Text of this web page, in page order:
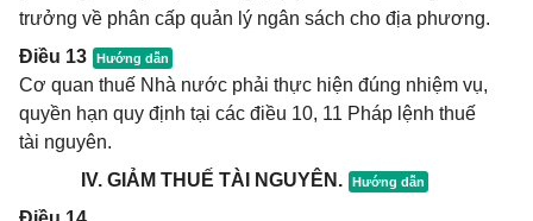
trưởng về phân cấp quản lý ngân sách cho địa phương.
Điều 13
Cơ quan thuế Nhà nước phải thực hiện đúng nhiệm vụ,
quyền hạn quy định tại các điều 10, 11 Pháp lệnh thuế
tài nguyên.
IV. GIẢM THUẾ TÀI NGUYÊN.